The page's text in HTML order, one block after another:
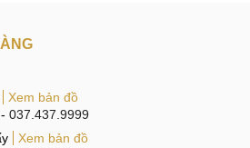
thế cho điện thoại tùy thuộc vào
cho LG:
Xem bản đồ
- 037.437.9999
Xem bản đồ